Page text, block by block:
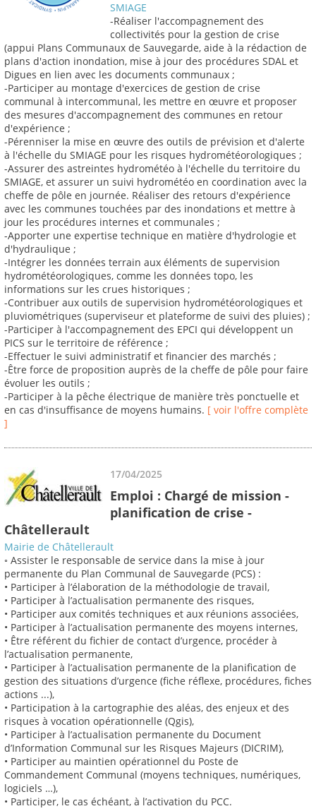
SMIAGE
-Réaliser l'accompagnement des
collectivités pour la gestion de crise
(appui Plans Communaux de Sauvegarde, aide à la rédaction de
plans d'action inondation, mise à jour des procédures SDAL et
Digues en lien avec les documents communaux ;
-Participer au montage d'exercices de gestion de crise
communal à intercommunal, les mettre en œuvre et proposer
des mesures d'accompagnement des communes en retour
d'expérience ;
-Pérenniser la mise en œuvre des outils de prévision et d'alerte
à l'échelle du SMIAGE pour les risques hydrométéorologiques ;
-Assurer des astreintes hydrométéo à l'échelle du territoire du
SMIAGE, et assurer un suivi hydrométéo en coordination avec la
cheffe de pôle en journée. Réaliser des retours d'expérience
avec les communes touchées par des inondations et mettre à
jour les procédures internes et communales ;
-Apporter une expertise technique en matière d'hydrologie et
d'hydraulique ;
-Intégrer les données terrain aux éléments de supervision
hydrométéorologiques, comme les données topo, les
informations sur les crues historiques ;
-Contribuer aux outils de supervision hydrométéorologiques et
pluviométriques (superviseur et plateforme de suivi des pluies) ;
-Participer à l'accompagnement des EPCI qui développent un
PICS sur le territoire de référence ;
-Effectuer le suivi administratif et financier des marchés ;
-Être force de proposition auprès de la cheffe de pôle pour faire
évoluer les outils ;
-Participer à la pêche électrique de manière très ponctuelle et
en cas d'insuffisance de moyens humains. [ voir l'offre complète
]
17/04/2025
Emploi : Chargé de mission -
planification de crise -
Châtellerault
Mairie de Châtellerault
◦ Assister le responsable de service dans la mise à jour
permanente du Plan Communal de Sauvegarde (PCS) :
• Participer à l’élaboration de la méthodologie de travail,
• Participer à l’actualisation permanente des risques,
• Participer aux comités techniques et aux réunions associées,
• Participer à l’actualisation permanente des moyens internes,
• Être référent du fichier de contact d’urgence, procéder à
l’actualisation permanente,
• Participer à l’actualisation permanente de la planification de
gestion des situations d’urgence (fiche réflexe, procédures, fiches
actions ...),
• Participation à la cartographie des aléas, des enjeux et des
risques à vocation opérationnelle (Qgis),
• Participer à l’actualisation permanente du Document
d’Information Communal sur les Risques Majeurs (DICRIM),
• Participer au maintien opérationnel du Poste de
Commandement Communal (moyens techniques, numériques,
logiciels …),
• Participer, le cas échéant, à l’activation du PCC.